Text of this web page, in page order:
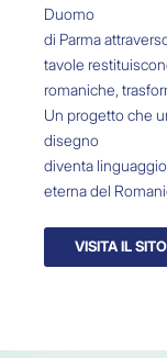
Duomo
di Parma
tavole
romaniche,
Un progetto che
disegno
diventa
eterna del
VISITA IL SITO